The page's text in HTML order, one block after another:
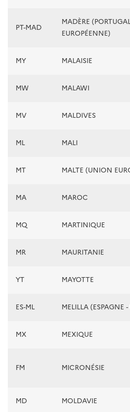
PT-MAD
MADÈRE
EUROPÉENNE)
MY MALAISIE
MW MALAWI
MV MALDIVES
ML MALI
MT MALTE (UNION
MA MAROC
MQ MARTINIQUE
MR MAURITANIE
YT MAYOTTE
ES-ML MELILLA (ESPAGNE
MX MEXIQUE
FM MICRONÉSIE
MD MOLDAVIE